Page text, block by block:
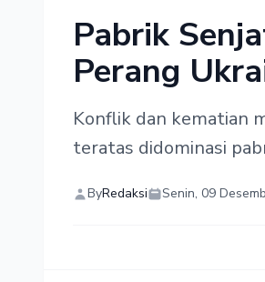
Pabrik
Perang
Konflik dan kematian
teratas didominasi
ByRedaksi Senin, 09